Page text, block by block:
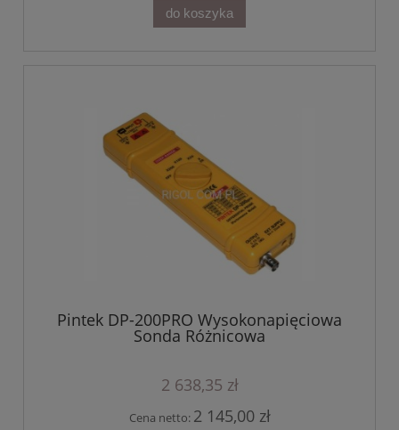
do koszyka
Pintek DP-200PRO Wysokonapięciowa
Sonda Różnicowa
2 638,35 zł
Cena netto: 2 145,00 zł